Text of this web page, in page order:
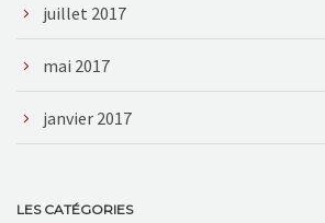
juillet 2017
mai 2017
janvier 2017
LES CATÉGORIES